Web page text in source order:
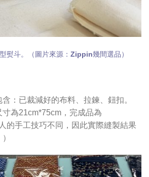
熨斗。（圖片來源：Zippin幾間選品）
：已裁減好的布料、拉鍊、鈕扣。
寸為21cm*75cm，完成品為
的手工技巧不同，因此實際縫製結果